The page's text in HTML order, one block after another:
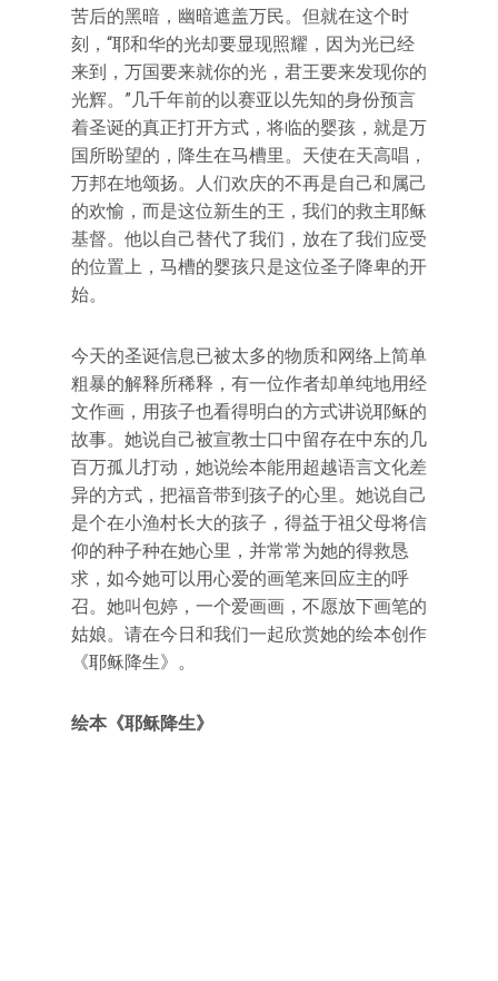
苦后的黑暗，幽暗遮盖万民。但就在这个时
刻，“耶和华的光却要显现照耀，因为光已经
来到，万国要来就你的光，君王要来发现你的
光辉。”几千年前的以赛亚以先知的身份预言
着圣诞的真正打开方式，将临的婴孩，就是万
国所盼望的，降生在马槽里。天使在天高唱，
万邦在地颂扬。人们欢庆的不再是自己和属己
的欢愉，而是这位新生的王，我们的救主耶稣
基督。他以自己替代了我们，放在了我们应受
的位置上，马槽的婴孩只是这位圣子降卑的开
始。
今天的圣诞信息已被太多的物质和网络上简单
粗暴的解释所稀释，有一位作者却单纯地用经
文作画，用孩子也看得明白的方式讲说耶稣的
故事。她说自己被宣教士口中留存在中东的几
百万孤儿打动，她说绘本能用超越语言文化差
异的方式，把福音带到孩子的心里。她说自己
是个在小渔村长大的孩子，得益于祖父母将信
仰的种子种在她心里，并常常为她的得救恳
求，如今她可以用心爱的画笔来回应主的呼
召。她叫包婷，一个爱画画，不愿放下画笔的
姑娘。请在今日和我们一起欣赏她的绘本创作
《耶稣降生》。
绘本《耶稣降生》